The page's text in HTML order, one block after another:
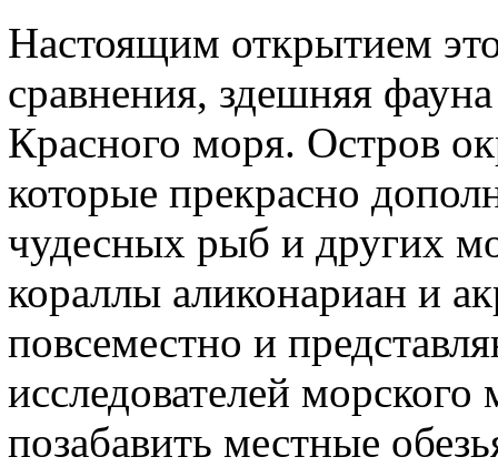
Настоящим открытием
сравнения, здешняя
Красного моря. Остров
которые прекрасно
чудесных рыб и других
кораллы аликонариан и
повсеместно и
исследователей
позабавить местные